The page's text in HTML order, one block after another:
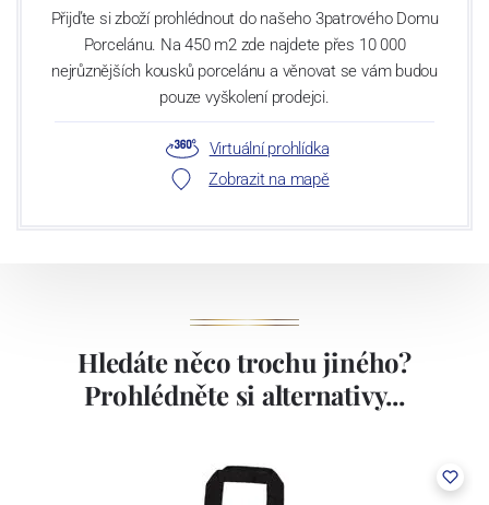
Přijďte si zboží prohlédnout do našeho 3patrového Domu
Porcelánu. Na 450 m2 zde najdete přes 10 000
nejrůznějších kousků porcelánu a věnovat se vám budou
pouze vyškolení prodejci.
Virtuální prohlídka
Zobrazit na mapě
Hledáte něco trochu jiného?
Prohlédněte si alternativy...